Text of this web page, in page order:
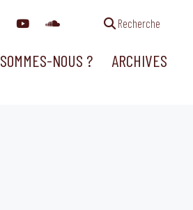
Recherche
NOUS ? ARCHIVES